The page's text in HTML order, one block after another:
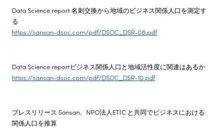
Data Science report 名刺交換から地域のビジネス関係人口を測定す
る
https://sansan-dsoc.com/pdf/DSOC_DSR-08.pdf
Data Science reportビジネス関係人口と地域活性度に関連はあるか
https://sansan-dsoc.com/pdf/DSOC_DSR-10.pdf
プレスリリース Sansan、NPO法人ETIC.と共同でビジネスにおける
関係人口を推算